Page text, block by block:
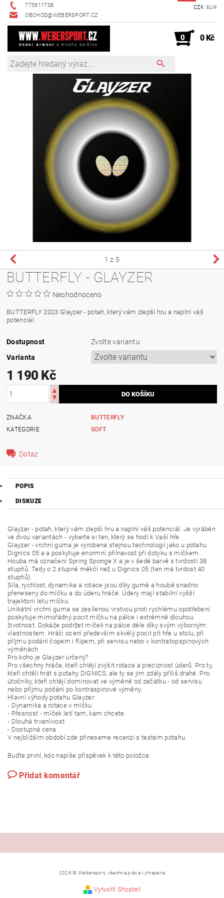
775911758
OBCHOD@WEBERSPORT.CZ
CZK EUR
0 0 Kč
1 z 5
BUTTERFLY - GLAYZER
Neohodnoceno
BUTTERFLY 2023 Glayzer - potah, který vám zlepší hru a naplní váš
potenciál.
Dostupnost
Zvolte variantu
Varianta
1 190 Kč
ZNAČKA
BUTTERFLY
KATEGORIE
SOFT
Dotaz
POPIS
DISKUZE
Glayzer - potah, který vám zlepší hru a naplní váš potenciál. Je vyráběn
ve dvou variantách - vyberte si ten, který se hodí k Vaší hře.
Glayzer - vrchní guma je vyrobena stejnou technologií jako u potahu
Dignics 05 a a poskytuje enormní přilnavost při dotyku s míčkem.
Houba má označení Spring Sponge X a je v šedé barvě s tvrdostí 38
stupňů. Tedy o 2 stupně měkčí než u Dignics 05 (ten má tvrdost 40
stupňů).
Síla, rychlost, dynamika a rotace jsou díky gumě a houbě snadno
přeneseny do míčku a do úderu hráče. Údery mají stabilní vyšší
trajektorii letu míčku.
Unikátní vrchní guma se zesílenou vrstvou proti rychlému opotřebení
poskytuje mimořádný pocit míčku na pálce i extrémně dlouhou
životnost. Dokáže podržet míček na pálce déle díky svým výborným
vlastnostem. Hráči ocení především skvělý pocit při hře u stolu, při
příjmu podání čopem i flipem, při servisu nebo v kontratopspinových
výměnách.
Pro koho je Glayzer určený?
Pro všechny hráče, kteří chtějí zvýšit rotace a preciznost úderů. Pro ty,
kteří chtěli hrát s potahy DIGNICS, ale ty se jim zdály příliš drahé. Pro
útočníky, kteří chtějí dominovat ve výměně od začátku - od servisu
nebo příjmu podání po kontraspinové výměny.
Hlavní výhody potahu Glayzer:
- Dynamika a rotace v míčku
- Přesnost - míček letí tam, kam chcete
- Dlouhá trvanlivost
- Dostupná cena
V nejbližším období zde přineseme recenzi s testem potahu.
Buďte první, kdo napíše příspěvek k této položce.
Přidat komentář
2026 © Webersport, všechna práva vyhrazena
Vytvořil Shoptet